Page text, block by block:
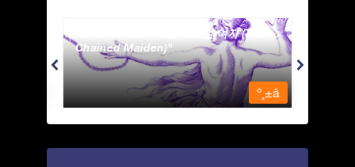
Andromeda - 사슬에 묶인 여자 (The
Chained Maiden)
º¸±â